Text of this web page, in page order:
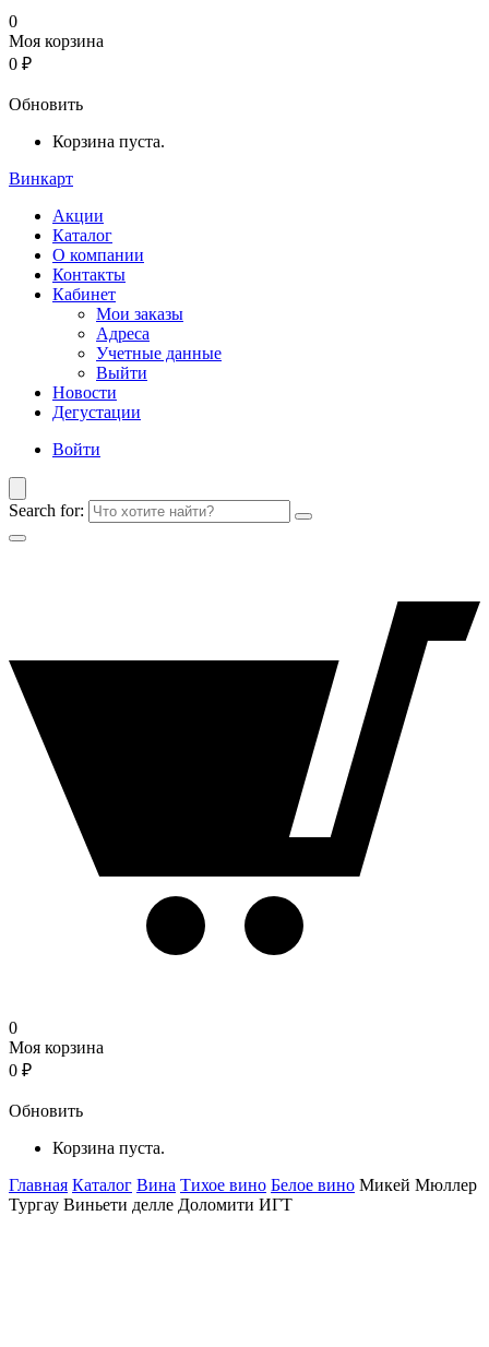
0
Моя корзина
0 ₽
Обновить
Корзина пуста.
Винкарт
Акции
Каталог
О компании
Контакты
Кабинет
Мои заказы
Адреса
Учетные данные
Выйти
Новости
Дегустации
Войти
Search for:
0
Моя корзина
0 ₽
Обновить
Корзина пуста.
Главная Каталог Вина Тихое вино Белое вино Микей Мюллер
Тургау Виньети делле Доломити ИГТ